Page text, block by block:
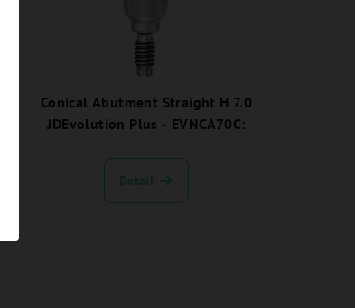
Conical Abutment Straight H 7.0
JDEvolution Plus - EVNCA70C:
Detail